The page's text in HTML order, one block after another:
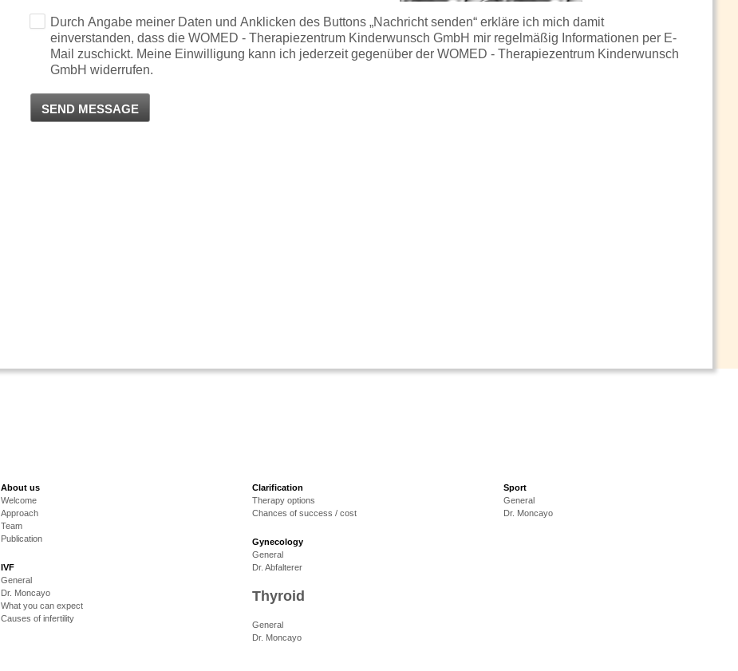
Durch Angabe meiner Daten und Anklicken des Buttons „Nachricht senden“ erkläre ich mich damit
einverstanden, dass die WOMED - Therapiezentrum Kinderwunsch GmbH mir regelmäßig Informationen per E-
Mail zuschickt. Meine Einwilligung kann ich jederzeit gegenüber der WOMED - Therapiezentrum Kinderwunsch
GmbH widerrufen.
SEND MESSAGE
About us
Welcome
Approach
Team
Publication
IVF
General
Dr. Moncayo
What you can expect
Causes of infertility
Clarification
Therapy options
Chances of success / cost
Gynecology
General
Dr. Abfalterer
Thyroid
General
Dr. Moncayo
Sport
General
Dr. Moncayo